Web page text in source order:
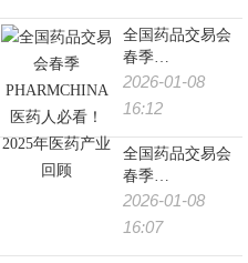
全国药品交易会
春季
PHARMCHINA医
药人必看！2025
2026-01-08
16:12
全国药品交易会
春季
PHARMCHINA带
量采购新阶段，
2026-01-08
16:07